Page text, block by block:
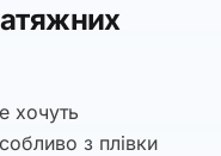
хочуть
з плівки